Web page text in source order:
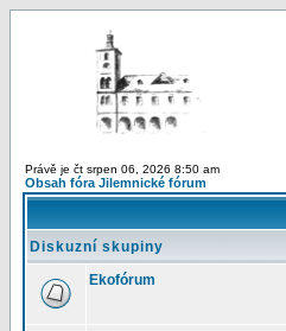
Právě je čt srpen 06, 2026 8:50 am
Obsah fóra Jilemnické fórum
Diskuzní skupiny
Ekofórum